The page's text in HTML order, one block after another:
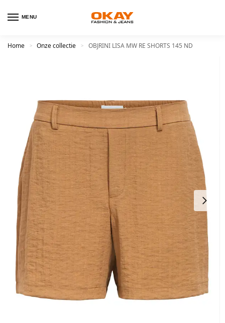
MENU
Home > Onze collectie > OBJRINI LISA MW RE SHORTS 145 ND